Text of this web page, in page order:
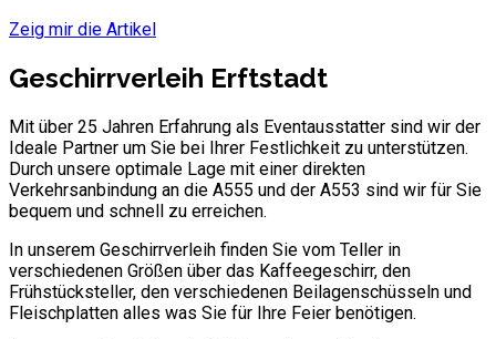
Zeig mir die Artikel
Geschirrverleih Erftstadt
Mit über 25 Jahren Erfahrung als Eventausstatter sind wir der
Ideale Partner um Sie bei Ihrer Festlichkeit zu unterstützen.
Durch unsere optimale Lage mit einer direkten
Verkehrsanbindung an die A555 und der A553 sind wir für Sie
bequem und schnell zu erreichen.
In unserem Geschirrverleih finden Sie vom Teller in
verschiedenen Größen über das Kaffeegeschirr, den
Frühstücksteller, den verschiedenen Beilagenschüsseln und
Fleischplatten alles was Sie für Ihre Feier benötigen.